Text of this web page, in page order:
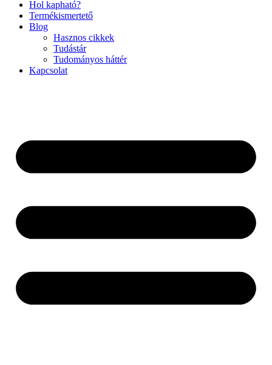
Hol kapható?
Termékismertető
Blog
Hasznos cikkek
Tudástár
Tudományos háttér
Kapcsolat